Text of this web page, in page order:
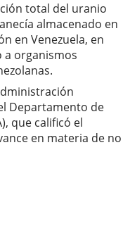
total del uranio
almacenado en
en Venezuela, en
organismos
Departamento de
que calificó el
en materia de no